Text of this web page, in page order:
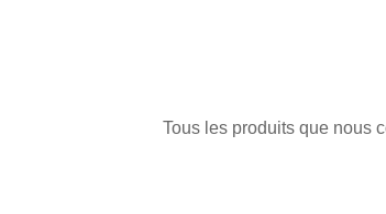
Tous les produits que nous